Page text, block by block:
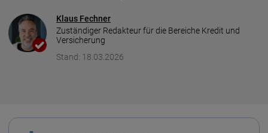
Klaus Fechner
Zuständiger Redakteur für die Bereiche Kredit und
Versicherung
Stand: 18.03.2026